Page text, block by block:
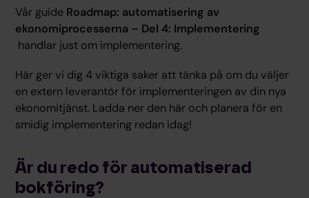
Vår guide Roadmap: automatisering av
ekonomiprocesserna – Del 4: Implementering
handlar just om implementering.
Här ger vi dig 4 viktiga saker att tänka på om du väljer
en extern leverantör för implementeringen av din nya
ekonomitjänst. Ladda ner den här och planera för en
smidig implementering redan idag!
Är du redo för automatiserad
bokföring?